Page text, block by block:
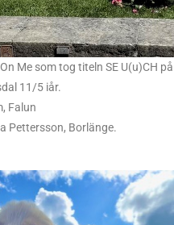
Me som tog titeln SE U(u)CH på
11/5 iår.
Falun
Pettersson, Borlänge.